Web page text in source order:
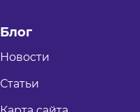
Блог
Новости
Статьи